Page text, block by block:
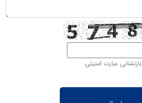
بازنشانی عبارت امنیتی